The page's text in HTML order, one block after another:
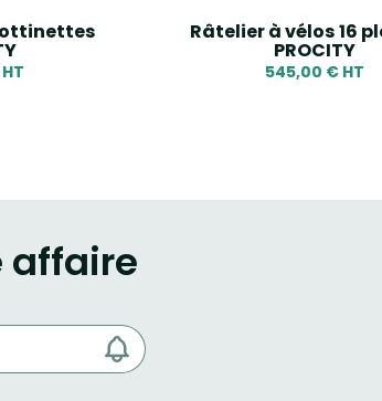
Râtelier à vélos 16
PROCITY
545,00 € HT
affaire